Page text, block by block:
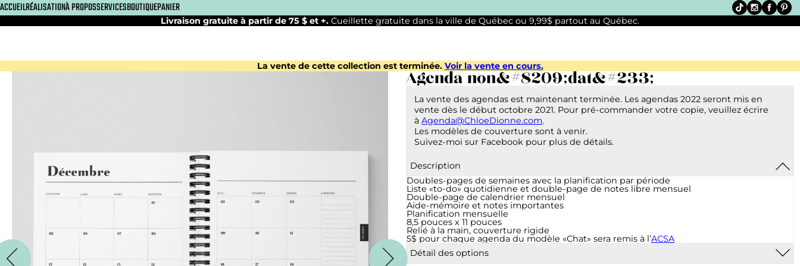
ACCUEILRÉALISATIONÀ PROPOSSERVICESBOUTIQUEPANIER
Livraison gratuite à partir de 75 $ et +. Cueillette gratuite dans la ville de Québec ou 9,99$ partout au Québec.
La vente de cette collection est terminée. Voir la vente en cours.
Agenda non&#8209;dat&#233;
La vente des agendas est maintenant terminée. Les agendas 2022 seront mis en
vente dès le début octobre 2021. Pour pré-commander votre copie, veuillez écrire
àAgenda@ChloeDionne.com.
Les modèles de couverture sont à venir.
Suivez-moi sur Facebook pour plus de détails.
Description
Doubles-pages de semaines avec la planification par période
Liste «to-do» quotidienne et double-page de notes libre mensuel
Double-page de calendrier mensuel
Aide-mémoire et notes importantes
Planification mensuelle
8,5 pouces x 11 pouces
Relié à la main, couverture rigide
5$ pour chaque agenda du modèle «Chat» sera remis à l’ACSA
Détail des options